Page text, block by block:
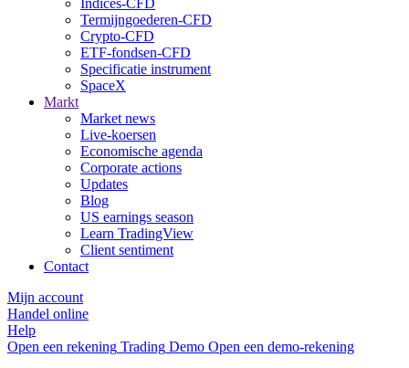
Termijngoederen-CFD
Crypto-CFD
ETF-fondsen-CFD
Specificatie instrument
SpaceX
Markt
Market news
Live-koersen
Economische agenda
Corporate actions
Updates
Blog
US earnings season
Learn TradingView
Client sentiment
Contact
Mijn account
Handel online
Help
Open een rekening Trading Demo Open een demo-rekening